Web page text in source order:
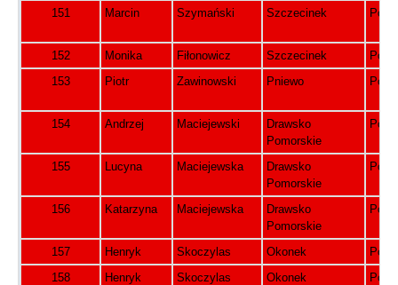
151
Marcin Szymański Szczecinek
152 Monika Fiłonowicz Szczecinek
153
Piotr Zawinowski Pniewo
154 Andrzej Maciejewski
Drawsko
Pomorskie
155 Lucyna Maciejewska
Drawsko
Pomorskie
156 Katarzyna Maciejewska
Drawsko
Pomorskie
157 Henryk Skoczylas Okonek
158
Henryk Skoczylas Okonek